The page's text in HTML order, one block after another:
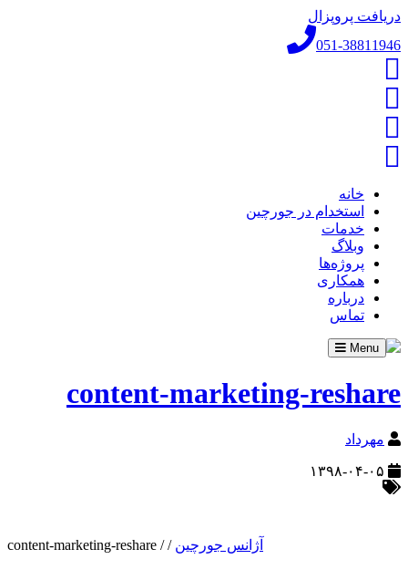
دریافت پروپزال
051-38811946
خانه
استخدام در جورچین
خدمات
وبلاگ
پروژه‌ها
همکاری
درباره
تماس
Toggle
navigation
Menu
content-marketing-reshare
مهرداد
آژانس جورچین /
/
content-marketing-reshare